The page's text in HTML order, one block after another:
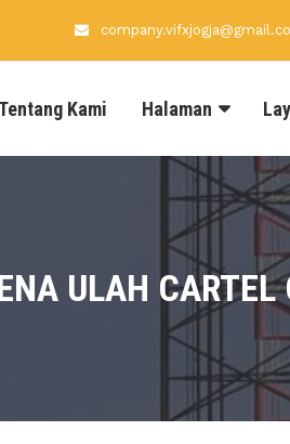
Tentang Kami Halaman
ULAH CARTEL